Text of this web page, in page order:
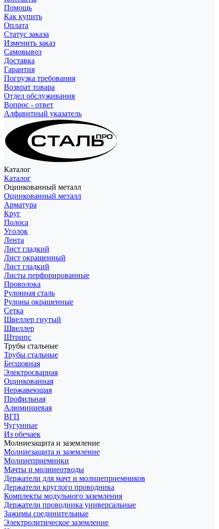
Помощь
Как купить
Оплата
Статус заказа
Изменить заказ
Самовывоз
Доставка
Гарантия
Погрузка требования
Возврат товара
Отдел обслуживания
Вопрос - ответ
Алфавитный указатель
Каталог
Каталог
Оцинкованный металл
Оцинкованный металл
Арматура
Круг
Полоса
Уголок
Лента
Лист гладкий
Лист окрашенный
Лист гладкий
Листы перфорированные
Проволока
Рулонная сталь
Рулоны окрашенные
Сетка
Швеллер гнутый
Швеллер
Штрипс
Трубы стальные
Трубы стальные
Бесшовная
Электросварная
Оцинкованная
Нержавеющая
Профильная
Алюминиевая
ВГП
Чугунные
Из обечаек
Молниезащита и заземление
Молниезащита и заземление
Молниеприемники
Мачты и молниеотводы
Держатели для мачт и молниеприемников
Держатели круглого проводника
Комплекты модульного заземления
Держатели проводника универсальные
Зажимы соединительные
Электролитическое заземление